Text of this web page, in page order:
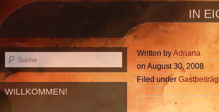
IN
Written byAdriana
on August 30, 2008
Filed under
WILLKOMMEN!